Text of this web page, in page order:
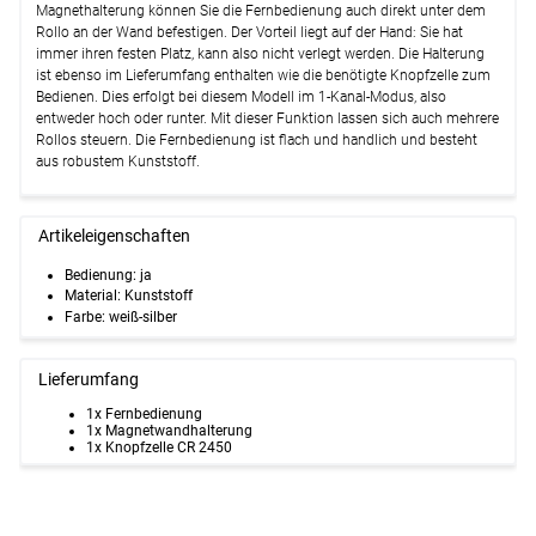
Magnethalterung können Sie die Fernbedienung auch direkt unter dem
Rollo an der Wand befestigen. Der Vorteil liegt auf der Hand: Sie hat
immer ihren festen Platz, kann also nicht verlegt werden. Die Halterung
ist ebenso im Lieferumfang enthalten wie die benötigte Knopfzelle zum
Bedienen. Dies erfolgt bei diesem Modell im 1-Kanal-Modus, also
entweder hoch oder runter. Mit dieser Funktion lassen sich auch mehrere
Rollos steuern. Die Fernbedienung ist flach und handlich und besteht
aus robustem Kunststoff.
Artikeleigenschaften
Bedienung: ja
Material: Kunststoff
Farbe: weiß-silber
Lieferumfang
1x Fernbedienung
1x Magnetwandhalterung
1x Knopfzelle CR 2450